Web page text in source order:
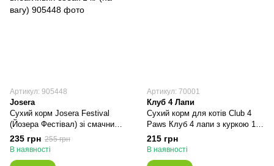
Артикул: 905448
Josera
Сухий корм Josera Festival
(Йозера Фестівал) зі смачним
соусом для вибагливих собак
1 кг (на вагу)
235 грн 255 грн
В наявності
Артикул: 70001
Клуб 4 Лапи
Сухий корм для котів Club 4
Paws Клуб 4 лапи з куркою 1
кг (на вагу)
215 грн
В наявності